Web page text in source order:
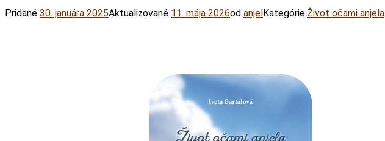
Pridané 30. januára 2025Aktualizované 11. mája 2026od anjel Kategórie:Život očami anjela